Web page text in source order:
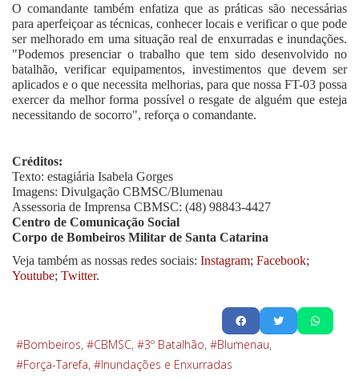
O comandante também enfatiza que as práticas são necessárias
para aperfeiçoar as técnicas, conhecer locais e verificar o que pode
ser melhorado em uma situação real de enxurradas e inundações.
"Podemos presenciar o trabalho que tem sido desenvolvido no
batalhão, verificar equipamentos, investimentos que devem ser
aplicados e o que necessita melhorias, para que nossa FT-03 possa
exercer da melhor forma possível o resgate de alguém que esteja
necessitando de socorro", reforça o comandante.
Créditos:
Texto: estagiária Isabela Gorges
Imagens: Divulgação CBMSC/Blumenau
Assessoria de Imprensa CBMSC: (48) 98843-4427
Centro de Comunicação Social
Corpo de Bombeiros Militar de Santa Catarina
Veja também as nossas redes sociais: Instagram; Facebook;
Youtube; Twitter.
Bombeiros CBMSC 3º Batalhão
Blumenau
Força-Tarefa
Inundações e Enxurradas